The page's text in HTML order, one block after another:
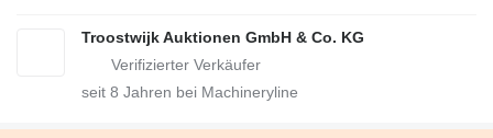
Troostwijk Auktionen GmbH & Co. KG
seit 8 Jahren bei Machineryline